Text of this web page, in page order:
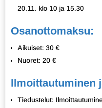
20.11. klo 10 ja 15.30
Osanottomaksu:
Aikuiset: 30 €
Nuoret: 20 €
Ilmoittautuminen
Tiedustelut: